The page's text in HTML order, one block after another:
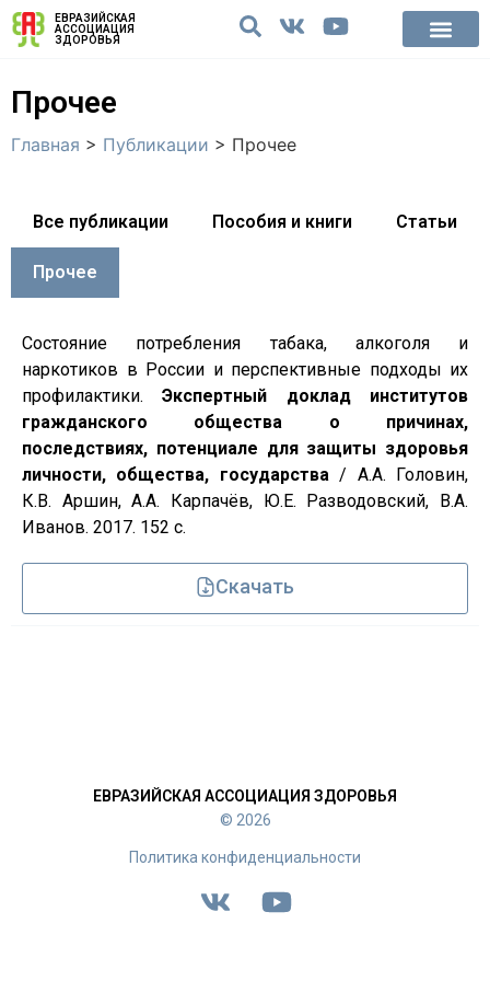
ЕВРАЗИЙСКАЯ
АССОЦИАЦИЯ
ЗДОРОВЬЯ
Прочее
Главная > Публикации > Прочее
Все публикации Пособия и книги Статьи
Прочее
Состояние потребления табака, алкоголя и
наркотиков в России и перспективные подходы их
профилактики.Экспертный доклад институтов
гражданского общества о причинах,
последствиях, потенциале для защиты здоровья
личности, общества, государства/ А.А. Головин,
К.В. Аршин, А.А. Карпачёв, Ю.Е. Разводовский, В.А.
Иванов. 2017. 152 с.
Скачать
ЕВРАЗИЙСКАЯ АССОЦИАЦИЯ ЗДОРОВЬЯ
© 2026
Политика конфиденциальности